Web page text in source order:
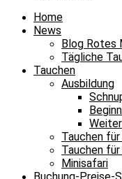
Home
News
Blog Rotes
Tägliche
Tauchen
Ausbildung
Tauchen
Tauchen
Minisafari